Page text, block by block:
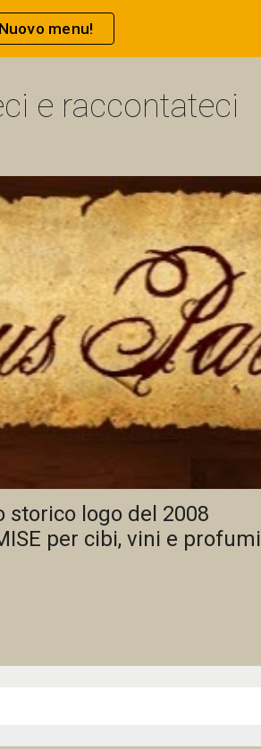
Skip to navigation
Nuovo menu!
e raccontateci
storico logo del 2008
per cibi, vini e profumi